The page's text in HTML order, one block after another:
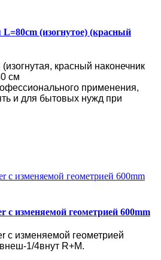
(изогнутое) (красный
красный наконечник
см
применения,
и для бытовых нужд при
с изменяемой геометрией 600mm
с изменяемой геометрией
1/4внут R+M.